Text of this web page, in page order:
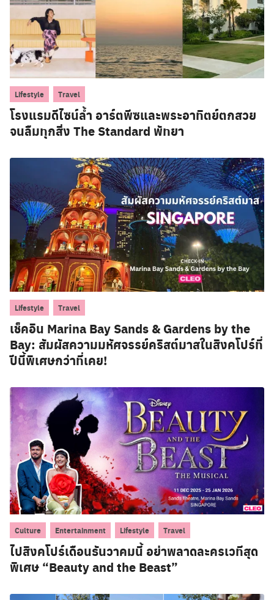
Lifestyle Travel
โรงแรมดีไซน์ล้ำ อาร์ตพีซและพระอาทิตย์ตกสวย
จนลืมทุกสิ่ง The Standard พัทยา
Lifestyle Travel
เช็คอิน Marina Bay Sands & Gardens by the
Bay: สัมผัสความมหัศจรรย์คริสต์มาสในสิงคโปร์ที่
ปีนี้พิเศษกว่าที่เคย!
Culture Entertainment Lifestyle Travel
ไปสิงคโปร์เดือนธันวาคมนี้ อย่าพลาดละครเวทีสุด
พิเศษ “Beauty and the Beast”